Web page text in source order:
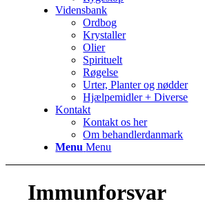
Vidensbank
Ordbog
Krystaller
Olier
Spirituelt
Røgelse
Urter, Planter og nødder
Hjælpemidler + Diverse
Kontakt
Kontakt os her
Om behandlerdanmark
Menu Menu
Immunforsvar